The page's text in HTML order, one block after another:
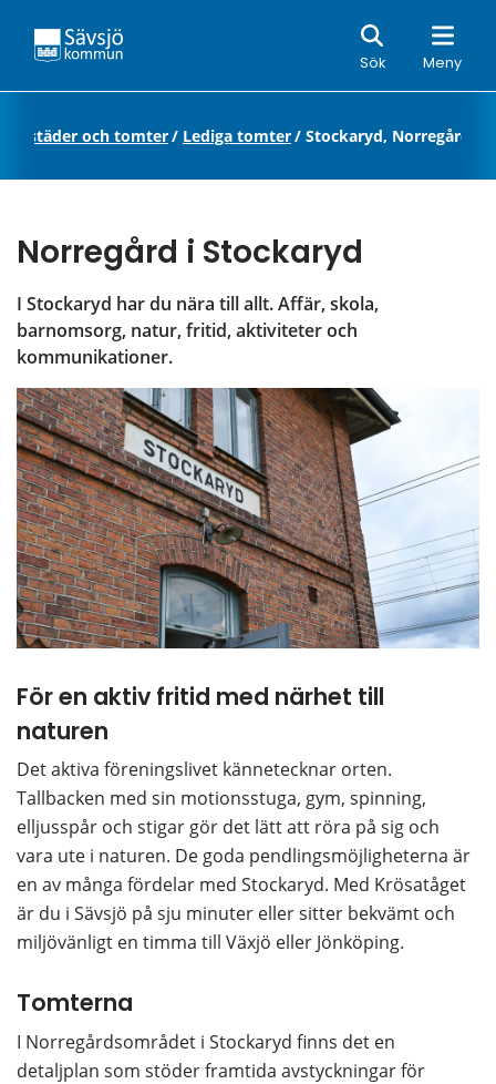
Sök Meny
Sök
bostäder och tomter/ Lediga tomter/ Stockaryd, Norregård
Norregård i Stockaryd
I Stockaryd har du nära till allt. Affär, skola,
barnomsorg, natur, fritid, aktiviteter och
kommunikationer.
För en aktiv fritid med närhet till
naturen
Det aktiva föreningslivet kännetecknar orten.
Tallbacken med sin motionsstuga, gym, spinning,
elljusspår och stigar gör det lätt att röra på sig och
vara ute i naturen. De goda pendlingsmöjligheterna är
en av många fördelar med Stockaryd. Med Krösatåget
är du i Sävsjö på sju minuter eller sitter bekvämt och
miljövänligt en timma till Växjö eller Jönköping.
Tomterna
I Norregårdsområdet i Stockaryd finns det en
detaljplan som stöder framtida avstyckningar för